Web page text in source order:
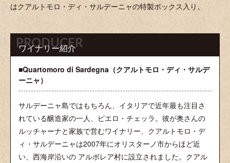
はクアルトモロ・ディ・サルデーニャの特製ボックス入り。
PRODUCER
ワイナリー紹介
■Quartomoro di Sardegna（クアルトモロ・ディ・サルデ
ーニャ）
サルデーニャ島ではもちろん、イタリアで近年最も注目さ
れている醸造家の一人、ピエロ・チェッラ。彼が奥さんの
ルッチャーナと家族で営むワイナリー、クアルトモロ・デ
ィ・サルデーニャは2007年にオリスターノ市からほど近
い、西海岸沿いの アルボレア村に設立されました。クアル